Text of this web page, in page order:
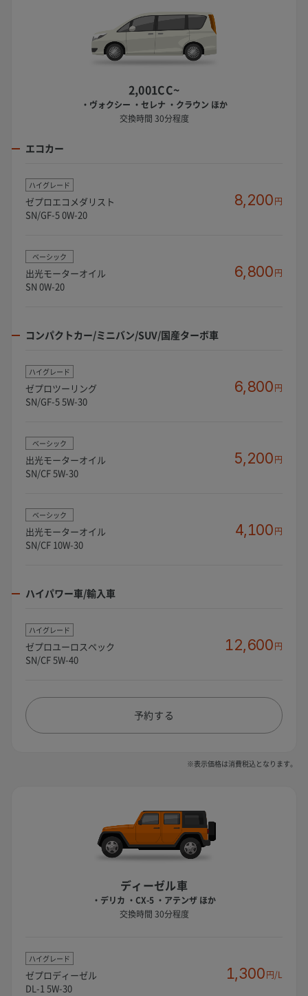
2,001CC~
・ヴォクシー ・セレナ ・クラウン ほか
交換時間 30分程度
エコカー
ハイグレード
ゼプロエコメダリスト
SN/GF-5 0W-20
8,200円
ベーシック
出光モーターオイル
SN 0W-20
6,800円
コンパクトカー/ミニバン/SUV/国産ターボ車
ハイグレード
ゼプロツーリング
SN/GF-5 5W-30
6,800円
ベーシック
出光モーターオイル
SN/CF 5W-30
5,200円
ベーシック
出光モーターオイル
SN/CF 10W-30
4,100円
ハイパワー車/輸入車
ハイグレード
ゼプロユーロスペック
SN/CF 5W-40
12,600円
予約する
※表示価格は消費税込となります。
ディーゼル車
・デリカ ・CX-5 ・アテンザ ほか
交換時間 30分程度
ハイグレード
ゼプロディーゼル
DL-1 5W-30
1,300円/L